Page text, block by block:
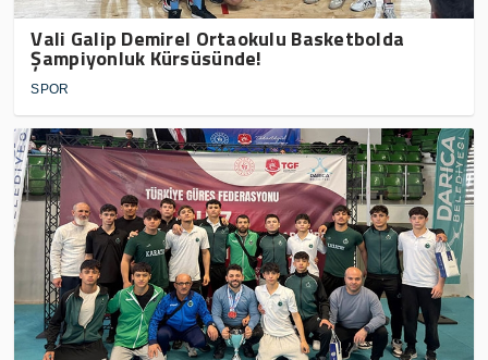
Vali Galip Demirel Ortaokulu Basketbolda
Şampiyonluk Kürsüsünde!
SPOR